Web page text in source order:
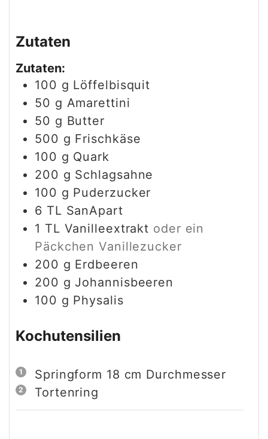
Zutaten
Zutaten:
100 g Löffelbisquit
50 g Amarettini
50 g Butter
500 g Frischkäse
100 g Quark
200 g Schlagsahne
100 g Puderzucker
6 TL SanApart
1 TL Vanilleextrakt oder ein
Päckchen Vanillezucker
200 g Erdbeeren
200 g Johannisbeeren
100 g Physalis
Kochutensilien
Springform 18 cm Durchmesser
Tortenring